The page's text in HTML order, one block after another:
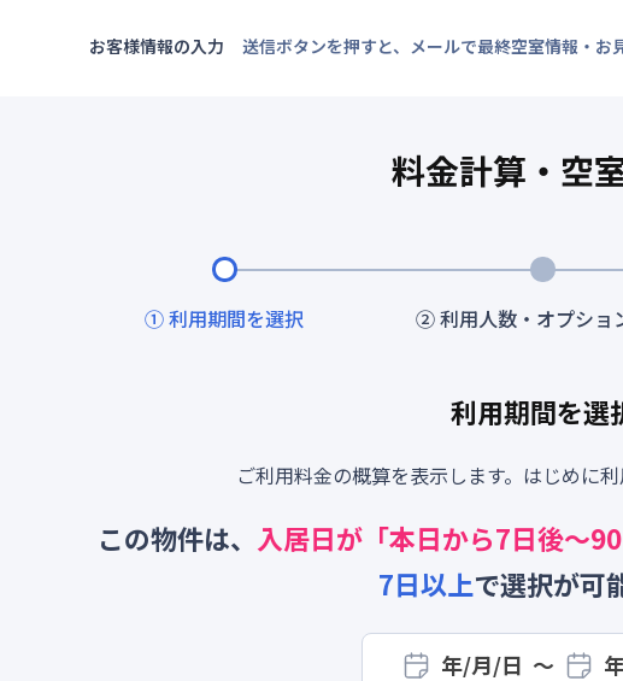
お客様情報の入力 送信ボタンを押すと、メールで最終空室情報・お
料金計算・空
① 利用期間を選択 ② 利用人数・オプショ
利用期間を選
ご利用料金の概算を表示します。はじめに
この物件は、 入居日が「本日から7日後～90
7日以上で選択が可
年/月/日 〜